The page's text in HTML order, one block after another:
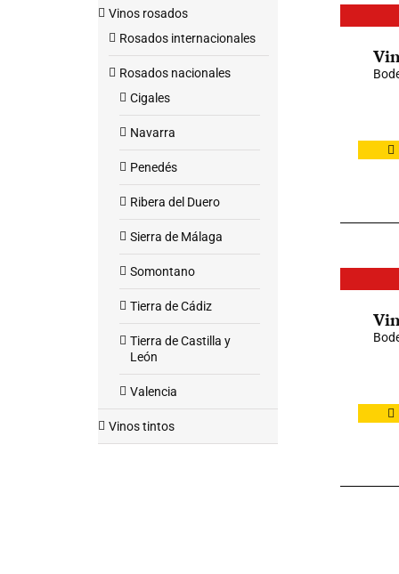
Vinos rosados
Rosados internacionales
Rosados nacionales
Cigales
Navarra
Penedés
Ribera del Duero
Sierra de Málaga
Somontano
Tierra de Cádiz
Tierra de Castilla y
León
Valencia
Vinos tintos